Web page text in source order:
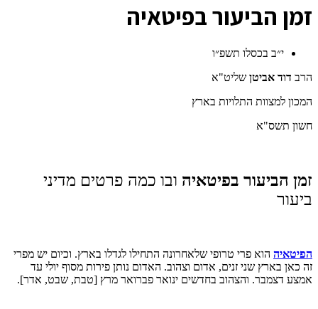
זמן הביעור בפיטאיה
י״ב בכסלו תשפ״ו
הרב דוד אביטן שליט"א
המכון למצוות התלויות בארץ
חשון תשס"א
זמן הביעור בפיטאיה ובו כמה פרטים מדיני
ביעור
הפיטאיה הוא פרי טרופי שלאחרונה התחילו לגדלו בארץ. וכיום יש מפרי
זה כאן בארץ שני זנים, אדום וצהוב. האדום נותן פירות מסוף יולי עד
אמצע דצמבר. והצהוב בחדשים ינואר פברואר מרץ [טבת, שבט, אדר].